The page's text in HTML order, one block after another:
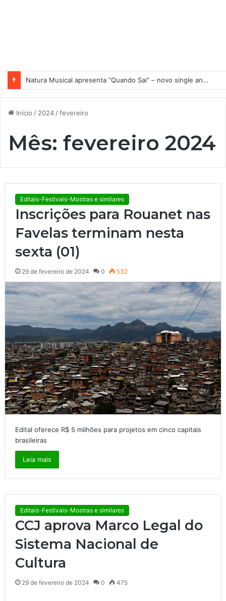
Natura Musical apresenta “Quando Sai” – novo single antecipa estreia do primeiro álbum solo de Elisa Maia
Início / 2024 /fevereiro
Mês: fevereiro 2024
Editais-Festivais-Mostras e similares
Inscrições para Rouanet nas
Favelas terminam nesta
sexta (01)
29 de fevereiro de 2024 0 532
Edital oferece R$ 5 milhões para projetos em cinco capitais
brasileiras
Leia mais
Editais-Festivais-Mostras e similares
CCJ aprova Marco Legal do
Sistema Nacional de
Cultura
29 de fevereiro de 2024 0 475